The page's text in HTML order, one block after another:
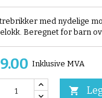
med nydelige
Beregnet for barn
Inklusive MVA
